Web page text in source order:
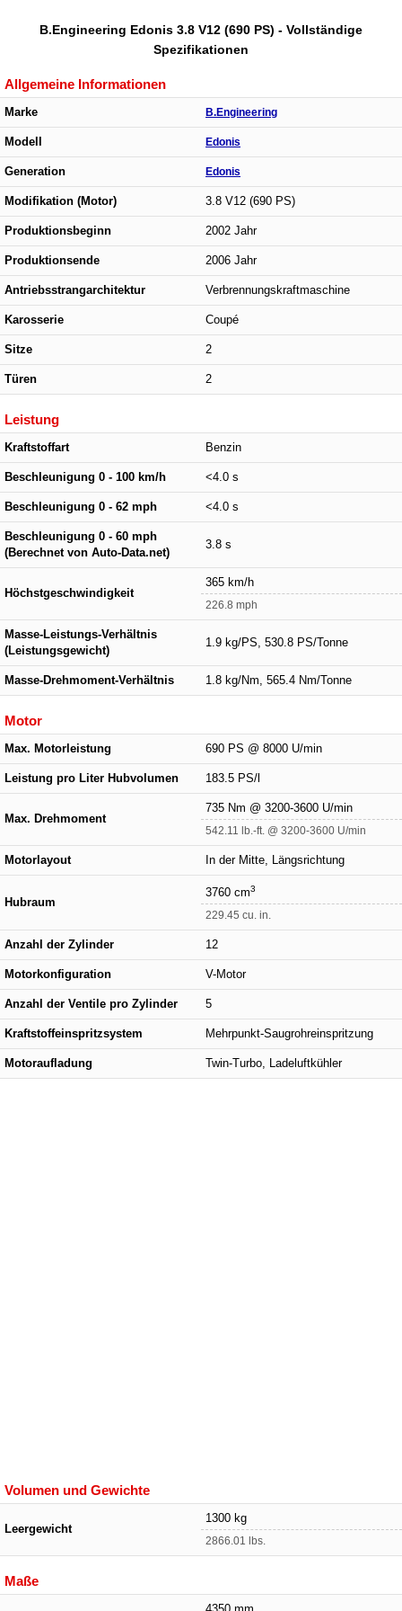
B.Engineering Edonis 3.8 V12 (690 PS) - Vollständige
Spezifikationen
Allgemeine Informationen
Marke B.Engineering
Modell Edonis
Generation Edonis
Modifikation (Motor) 3.8 V12 (690 PS)
Produktionsbeginn 2002 Jahr
Produktionsende 2006 Jahr
Antriebsstrangarchitektur Verbrennungskraftmaschine
Karosserie Coupé
Sitze 2
Türen 2
Leistung
Kraftstoffart Benzin
Beschleunigung 0 - 100 km/h <4.0 s
Beschleunigung 0 - 62 mph <4.0 s
Beschleunigung 0 - 60 mph
(Berechnet von Auto-Data.net)
3.8 s
Höchstgeschwindigkeit
365 km/h
226.8 mph
Masse-Leistungs-Verhältnis
(Leistungsgewicht)
1.9 kg/PS, 530.8 PS/Tonne
Masse-Drehmoment-Verhältnis 1.8 kg/Nm, 565.4 Nm/Tonne
Motor
Max. Motorleistung 690 PS @ 8000 U/min
Leistung pro Liter Hubvolumen 183.5 PS/l
Max. Drehmoment
735 Nm @ 3200-3600 U/min
542.11 lb.-ft. @ 3200-3600 U/min
Motorlayout In der Mitte, Längsrichtung
Hubraum
3760 cm3
229.45 cu. in.
Anzahl der Zylinder 12
Motorkonfiguration V-Motor
Anzahl der Ventile pro Zylinder 5
Kraftstoffeinspritzsystem Mehrpunkt-Saugrohreinspritzung
Motoraufladung Twin-Turbo, Ladeluftkühler
Volumen und Gewichte
Leergewicht
1300 kg
2866.01 lbs.
Maße